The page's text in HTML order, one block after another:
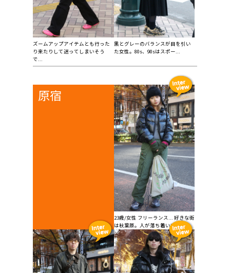
ズームアップアイテムとも行った
り来たりして迷ってしまいそう
で...
黒とグレーのバランスが目を引い
た女性。80s、90sはスポー...
原宿
23歳/女性 フリーランス... 好きな街
は秋葉原。人が落ち着いている...